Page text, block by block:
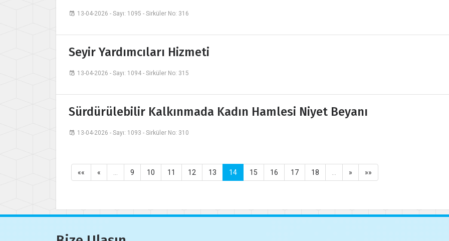
13-04-2026 - Sayı: 1095 - Sirküler No: 316
Seyir Yardımcıları Hizmeti
13-04-2026 - Sayı: 1094 - Sirküler No: 315
Sürdürülebilir Kalkınmada Kadın Hamlesi Niyet Beyanı
13-04-2026 - Sayı: 1093 - Sirküler No: 310
«« « 9 10 11 12 13 14 15 16 17 18 » »»